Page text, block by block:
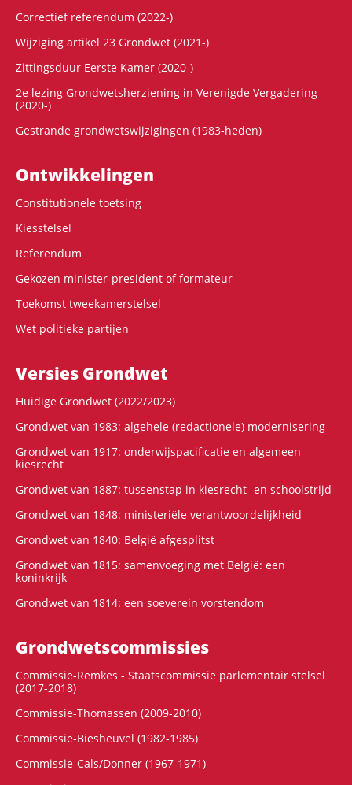
Correctief referendum (2022-)
Wijziging artikel 23 Grondwet (2021-)
Zittingsduur Eerste Kamer (2020-)
2e lezing Grondwetsherziening in Verenigde Vergadering
(2020-)
Gestrande grondwetswijzigingen (1983-heden)
Ontwikke­lingen
Constitutionele toetsing
Kiesstelsel
Referendum
Gekozen minister-president of formateur
Toekomst tweekamerstelsel
Wet politieke partijen
Versies Grondwet
Huidige Grondwet (2022/2023)
Grondwet van 1983: algehele (redactionele) modernisering
Grondwet van 1917: onderwijspacificatie en algemeen
kiesrecht
Grondwet van 1887: tussenstap in kiesrecht- en schoolstrijd
Grondwet van 1848: ministeriële verantwoordelijkheid
Grondwet van 1840: België afgesplitst
Grondwet van 1815: samenvoeging met België: een
koninkrijk
Grondwet van 1814: een soeverein vorstendom
Grondwets­commissies
Commissie-Remkes - Staatscommissie parlementair stelsel
(2017-2018)
Commissie-Thomassen (2009-2010)
Commissie-Biesheuvel (1982-1985)
Commissie-Cals/Donner (1967-1971)